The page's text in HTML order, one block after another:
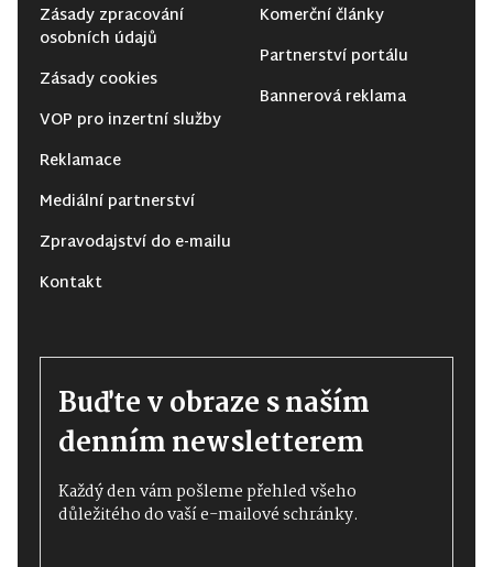
Zásady zpracování
osobních údajů
Zásady cookies
VOP pro inzertní služby
Reklamace
Mediální partnerství
Zpravodajství do e-mailu
Kontakt
Komerční články
Partnerství portálu
Bannerová reklama
Buďte v obraze s naším
denním newsletterem
Každý den vám pošleme přehled všeho
důležitého do vaší e-mailové schránky.